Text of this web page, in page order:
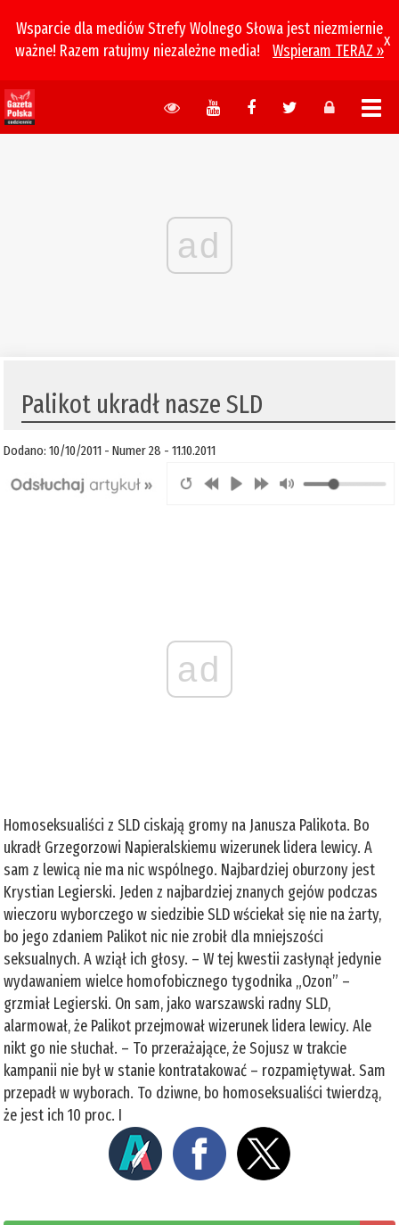
Wsparcie dla mediów Strefy Wolnego Słowa jest niezmiernie
ważne! Razem ratujmy niezależne media!
Wspieram TERAZ »
x
ad
Palikot ukradł nasze SLD
Dodano: 10/10/2011 - Numer 28 - 11.10.2011
ad
Homoseksualiści z SLD ciskają gromy na Janusza Palikota. Bo
ukradł Grzegorzowi Napieralskiemu wizerunek lidera lewicy. A
sam z lewicą nie ma nic wspólnego. Najbardziej oburzony jest
Krystian Legierski. Jeden z najbardziej znanych gejów podczas
wieczoru wyborczego w siedzibie SLD wściekał się nie na żarty,
bo jego zdaniem Palikot nic nie zrobił dla mniejszości
seksualnych. A wziął ich głosy. – W tej kwestii zasłynął jedynie
wydawaniem wielce homofobicznego tygodnika „Ozon” –
grzmiał Legierski. On sam, jako warszawski radny SLD,
alarmował, że Palikot przejmował wizerunek lidera lewicy. Ale
nikt go nie słuchał. – To przerażające, że Sojusz w trakcie
kampanii nie był w stanie kontratakować – rozpamiętywał. Sam
przepadł w wyborach. To dziwne, bo homoseksualiści twierdzą,
że jest ich 10 proc. I